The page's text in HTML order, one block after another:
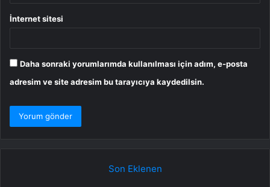
İnternet sitesi
Daha sonraki yorumlarımda kullanılması için adım, e-posta
adresim ve site adresim bu tarayıcıya kaydedilsin.
Son Eklenen